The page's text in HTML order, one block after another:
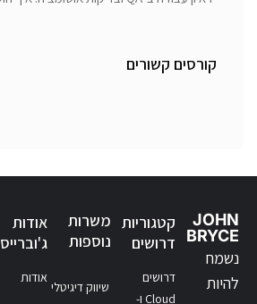
קורסים קשורים
JOHN
BRYCE
נשמח
להיות
קטגוריות
דרושים
דרושים
Cloud ו-
משרות
נוספות
שיווק דיגיטלי
אודות
ג'וברייס
אודות